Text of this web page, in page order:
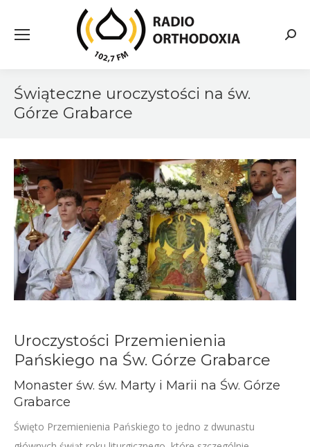
Świąteczne uroczystości na św.
Górze Grabarce
Uroczystości Przemienienia
Pańskiego na Św. Górze Grabarce
Monaster św. św. Marty i Marii na Św. Górze
Grabarce
Święto Przemienienia Pańskiego to jedno z dwunastu